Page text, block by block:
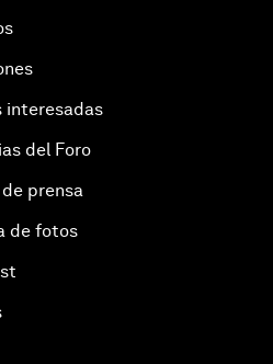
interesadas
del Foro
prensa
de fotos